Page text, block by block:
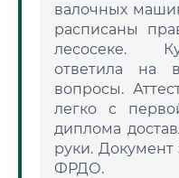
валочных
расписаны
лесосеке.
ответила на
вопросы.
легко с
диплома
руки.
ФРДО.